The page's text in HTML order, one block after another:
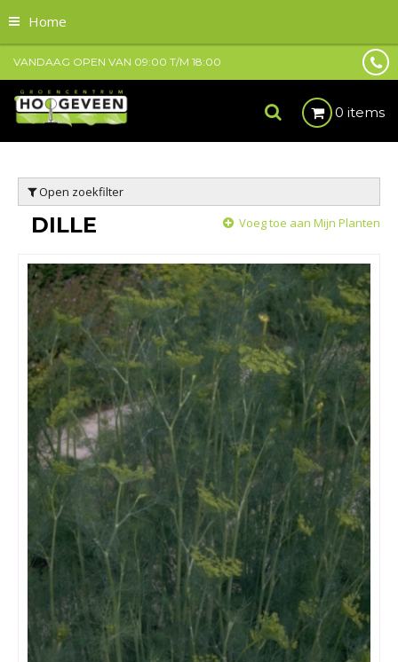
Home
VANDAAG OPEN VAN 09:00 T/M 18:00
0 items
Open zoekfilter
DILLE Voeg toe aan Mijn Planten